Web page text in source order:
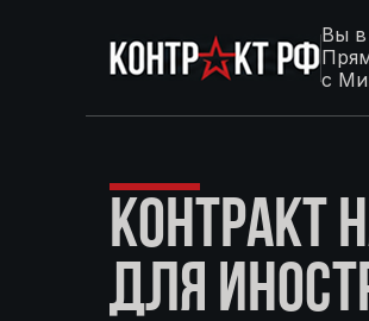
Вы в
с
КОНТРАКТ
ДЛЯ